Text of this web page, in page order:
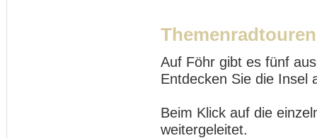
Themenradtouren
Auf Föhr gibt es fünf
Entdecken Sie die Insel
Beim Klick auf die
weitergeleitet.